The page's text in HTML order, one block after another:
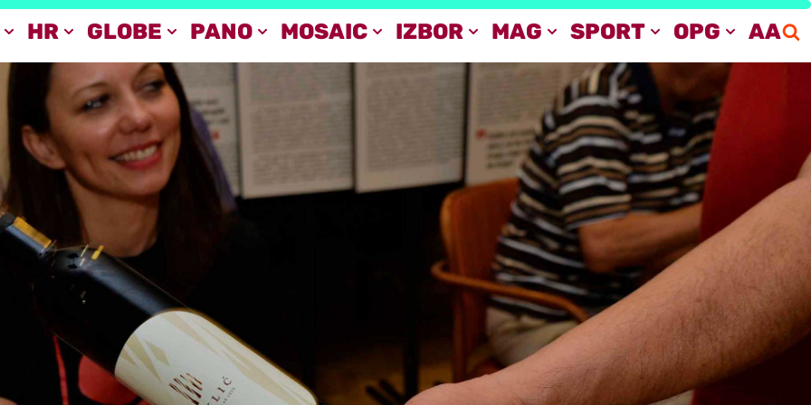
HR GLOBE PANO MOSAIC IZBOR MAG SPORT OPG AA